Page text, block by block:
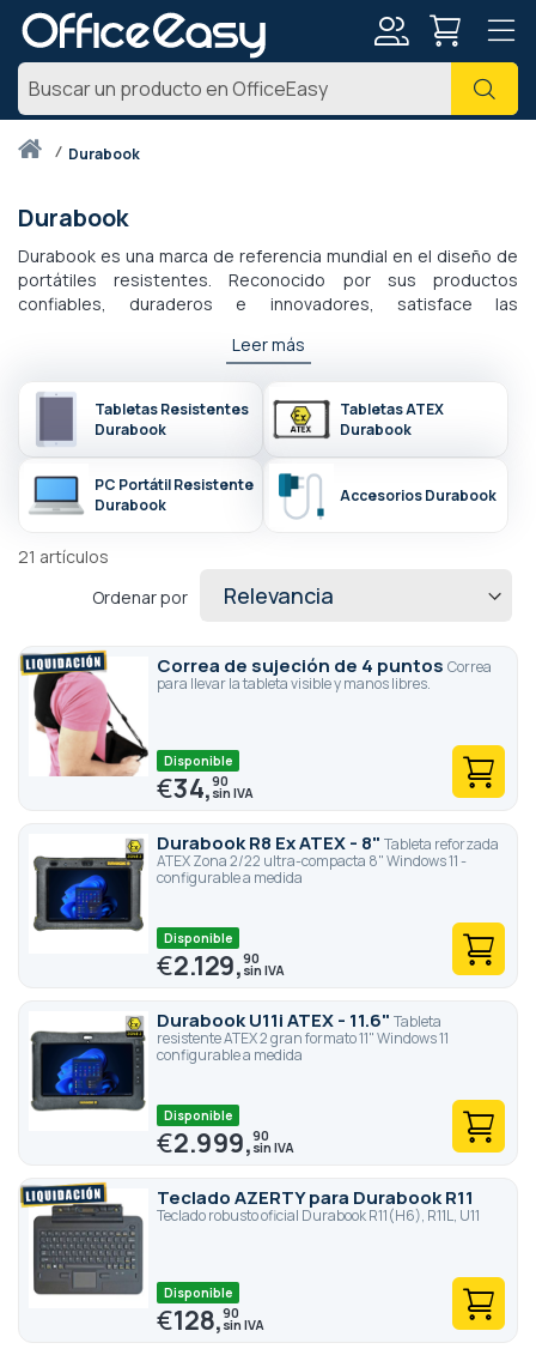
Inicio durabook
Durabook
Durabook es una marca de referencia mundial en el diseño de
portátiles resistentes. Reconocido por sus productos
confiables, duraderos e innovadores, satisface las
exigentes. Ya sea que te encuentres en el sector industrial,
diseñadas para soportar las condiciones más extremas.
Leer más
Tabletas Resistentes
Durabook
Tabletas ATEX
Durabook
PC Portátil Resistente
Durabook
Accesorios Durabook
21 artículos
Ordenar por
Correa de sujeción de 4 puntos Correa
para llevar la tableta visible y manos libres.
Disponible
€34,90
Durabook R8 Ex ATEX - 8" Tableta reforzada
ATEX Zona 2/22 ultra-compacta 8" Windows 11 -
configurable a medida
Disponible
€2.129,90
Durabook U11i ATEX - 11.6" Tableta
resistente ATEX 2 gran formato 11" Windows 11
configurable a medida
Disponible
€2.999,90
Teclado AZERTY para Durabook R11
Teclado robusto oficial Durabook R11(H6), R11L, U11
Disponible
€128,90